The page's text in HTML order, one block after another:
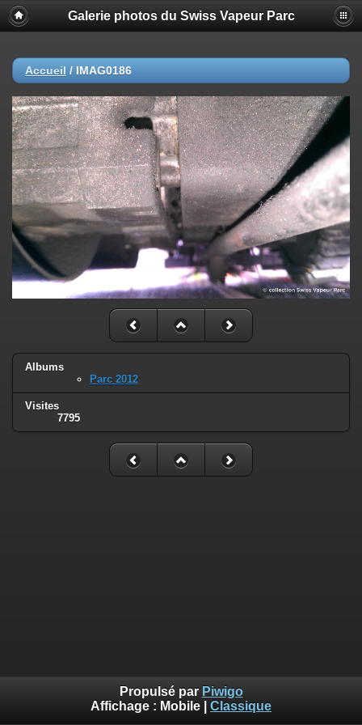
Galerie photos du Swiss Vapeur Parc
Accueil / IMAG0186
Albums
Parc 2012
Visites
7795
Propulsé par Piwigo
Affichage : Mobile Classique